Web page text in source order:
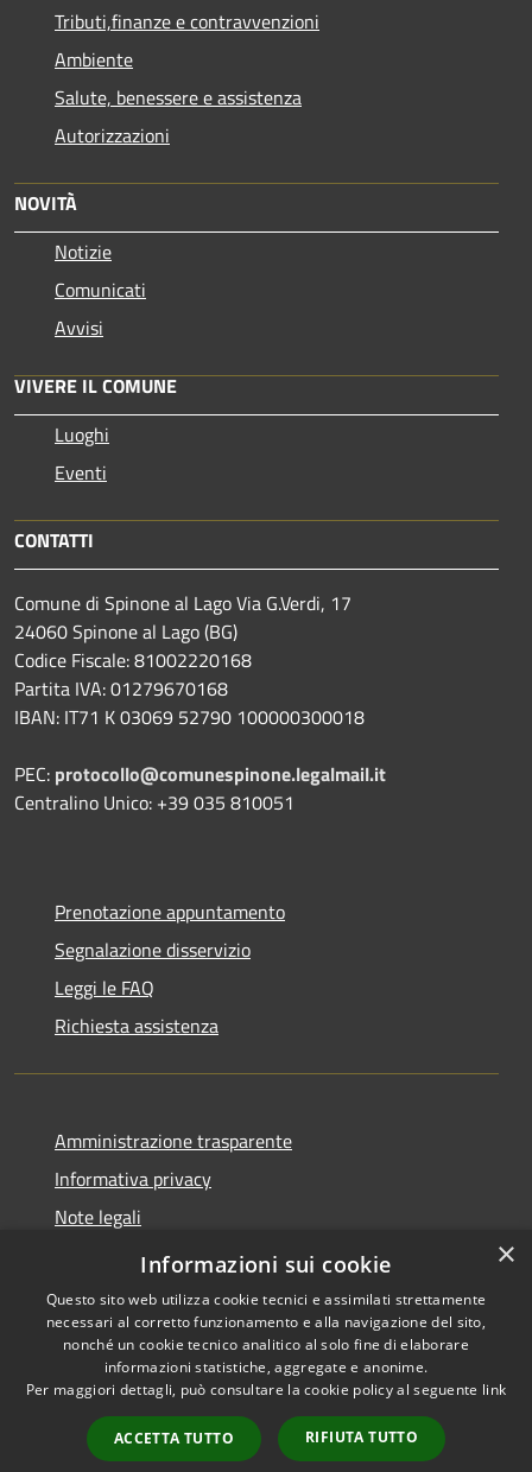
Tributi,finanze e contravvenzioni
Ambiente
Salute, benessere e assistenza
Autorizzazioni
NOVITÀ
Notizie
Comunicati
Avvisi
VIVERE IL COMUNE
Luoghi
Eventi
CONTATTI
Comune di Spinone al Lago Via G.Verdi, 17
24060 Spinone al Lago (BG)
Codice Fiscale: 81002220168
Partita IVA: 01279670168
IBAN: IT71 K 03069 52790 100000300018
PEC: protocollo@comunespinone.legalmail.it
Centralino Unico: +39 035 810051
Prenotazione appuntamento
Segnalazione disservizio
Leggi le FAQ
Richiesta assistenza
Amministrazione trasparente
Informativa privacy
Note legali
Dichiarazione di accessibilità
Accessibilità
Copyright © 2026 • Comune di
Spinone al Lago • Powered by
Municipium•
Accesso
redazione
×
Informazioni sui cookie
Questo sito web utilizza cookie tecnici e assimilati strettamente
necessari al corretto funzionamento e alla navigazione del sito,
nonché un cookie tecnico analitico al solo fine di elaborare
informazioni statistiche, aggregate e anonime.
Per maggiori dettagli, può consultare la cookie policy al seguente link
ACCETTA TUTTO RIFIUTA TUTTO